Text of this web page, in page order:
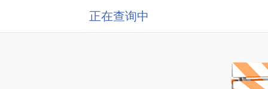
正在查询中